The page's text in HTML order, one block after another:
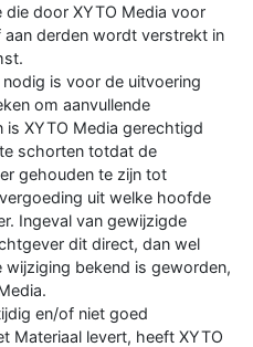
door XYTO Media voor
derden wordt verstrekt in
is voor de uitvoering
om aanvullende
is XYTO Media gerechtigd
schorten totdat de
gehouden te zijn tot
uit welke hoofde
Ingeval van gewijzigde
dit direct, dan wel
bekend is geworden,
en/of niet goed
Materiaal levert, heeft XYTO